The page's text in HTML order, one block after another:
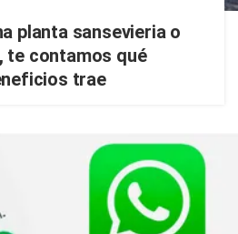
planta sansevieria o
te contamos qué
trae